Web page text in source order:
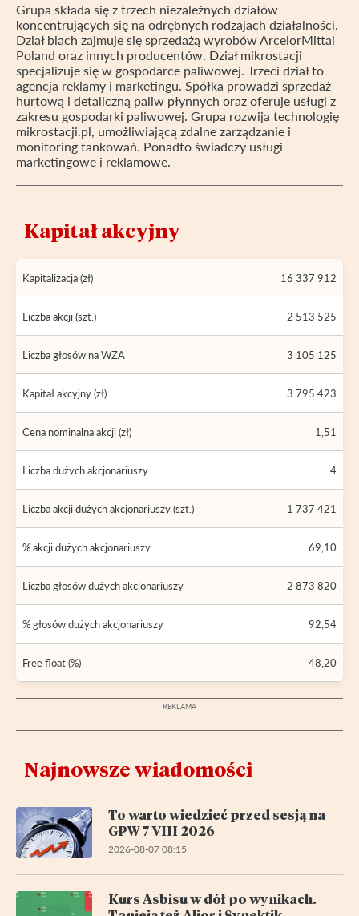
Grupa składa się z trzech niezależnych działów
koncentrujących się na odrębnych rodzajach działalności.
Dział blach zajmuje się sprzedażą wyrobów ArcelorMittal
Poland oraz innych producentów. Dział mikrostacji
specjalizuje się w gospodarce paliwowej. Trzeci dział to
agencja reklamy i marketingu. Spółka prowadzi sprzedaż
hurtową i detaliczną paliw płynnych oraz oferuje usługi z
zakresu gospodarki paliwowej. Grupa rozwija technologię
mikrostacji.pl, umożliwiającą zdalne zarządzanie i
monitoring tankowań. Ponadto świadczy usługi
marketingowe i reklamowe.
Kapitał akcyjny
Kapitalizacja (zł) 16 337 912
Liczba akcji (szt.) 2 513 525
Liczba głosów na WZA 3 105 125
Kapitał akcyjny (zł) 3 795 423
Cena nominalna akcji (zł) 1,51
Liczba dużych akcjonariuszy 4
Liczba akcji dużych akcjonariuszy (szt.) 1 737 421
% akcji dużych akcjonariuszy 69,10
Liczba głosów dużych akcjonariuszy 2 873 820
% głosów dużych akcjonariuszy 92,54
Free float (%) 48,20
Najnowsze wiadomości
To warto wiedzieć przed sesją na
GPW 7 VIII 2026
2026-08-07 08:15
Kurs Asbisu w dół po wynikach.